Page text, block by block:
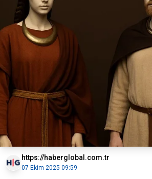
https://haberglobal.com.tr
07 Ekim 2025 09:59